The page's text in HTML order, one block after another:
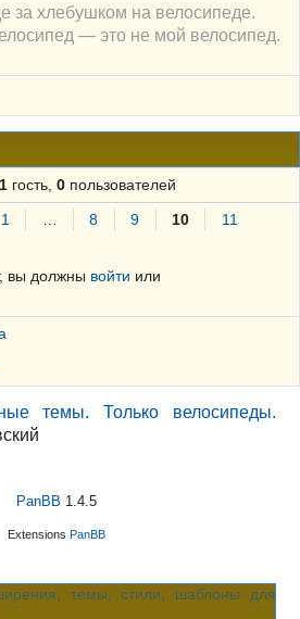
за хлебушком на велосипеде.
— это не мой велосипед.
1гость, 0пользователей
1 … 8 9 10
11
вы должны войти или
темы. Только велосипеды.
PanBB 1.4.5
Extensions PanBB